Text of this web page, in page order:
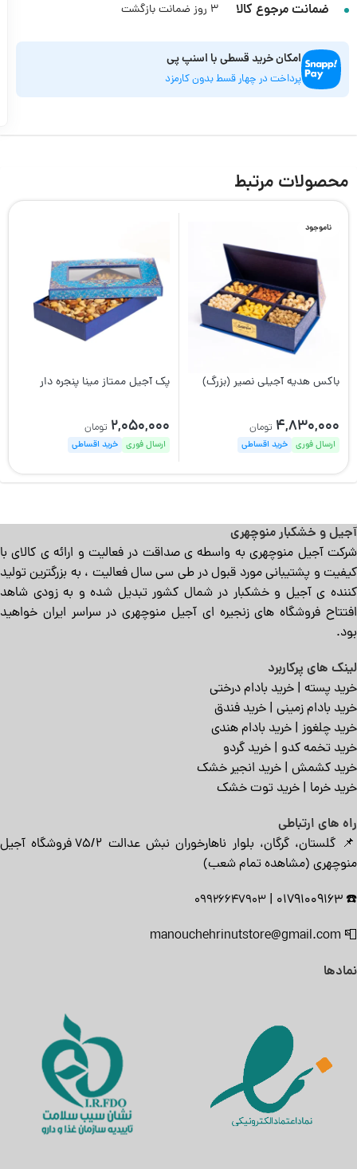
ضمانت مرجوع کالا 3 روز ضمانت بازگشت
امکان خرید قسطی با اسنپ پی
پرداخت در چهار قسط بدون کارمزد
محصولات مرتبط
ناموجود
باکس هدیه آجیلی نصیر (بزرگ)
4,830,000 تومان
ارسال فوری خرید اقساطی
پک آجیل ممتاز مینا پنجره دار
2,050,000 تومان
ارسال فوری خرید اقساطی
آجیل و خشکبار منوچهری
شرکت آجیل منوچهری به واسطه ی صداقت در فعالیت و ارائه ی کالای با
کیفیت و پشتیبانی مورد قبول در طی سی سال فعالیت ، به بزرگترین تولید
کننده ی آجیل و خشکبار در شمال کشور تبدیل شده و به زودی شاهد
افتتاح فروشگاه های زنجیره ای آجیل منوچهری در سراسر ایران خواهید
بود.
لینک های پرکاربرد
خرید پسته | خرید بادام درختی
خرید بادام زمینی | خرید فندق
خرید چلغوز | خرید بادام هندی
خرید تخمه کدو | خرید گردو
خرید کشمش | خرید انجیر خشک
خرید خرما | خرید توت خشک
راه های ارتباطی
📌 گلستان، گرگان، بلوار ناهارخوران نبش عدالت ۷۵/۲ فروشگاه آجیل
منوچهری (مشاهده تمام شعب)
☎️
01791009163
|
09926647903
📮
manouchehrinutstore@gmail.com
نمادها